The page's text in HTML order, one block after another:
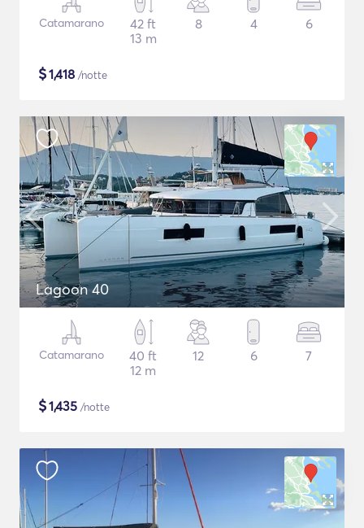
Catamarano
42 ft
13 m
8 4 6
$1,418 /notte
Lagoon 40
Catamarano
40 ft
12 m
12 6 7
$1,435 /notte